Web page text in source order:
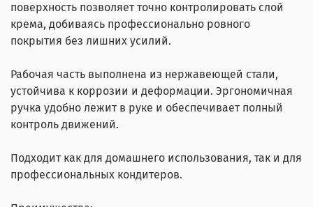
поверхность позволяет точно контролировать слой
крема, добиваясь профессионально ровного
покрытия без лишних усилий.
Рабочая часть выполнена из нержавеющей стали,
устойчива к коррозии и деформации. Эргономичная
ручка удобно лежит в руке и обеспечивает полный
контроль движений.
Подходит как для домашнего использования, так и для
профессиональных кондитеров.